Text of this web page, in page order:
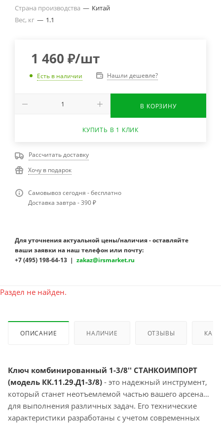
Страна производства — Китай
Вес, кг — 1.1
1 460 ₽/шт
Есть в наличии Нашли дешевле?
В КОРЗИНУ
КУПИТЬ В 1 КЛИК
Рассчитать доставку
Хочу в подарок
Самовывоз сегодня - бесплатно
Доставка завтра - 390 ₽
Для уточнения актуальной цены/наличия - оставляйте
ваши заявки на наш телефон или почту:
+7 (495) 198-64-13 | zakaz@irsmarket.ru
Раздел не найден.
ОПИСАНИЕ НАЛИЧИЕ ОТЗЫВЫ КАК
Ключ комбинированный 1-3/8'' СТАНКОИМПОРТ
(модель КК.11.29.Д1-3/8) - это надежный инструмент,
который станет неотъемлемой частью вашего арсенала
для выполнения различных задач. Его технические
характеристики разработаны с учетом современных